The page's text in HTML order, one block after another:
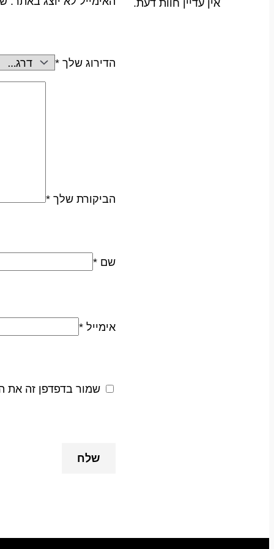
אין עדיין חוות דעת.
הדירוג שלך *
הביקורת שלך *
שם *
אימייל *
שמור בדפדפן זה את